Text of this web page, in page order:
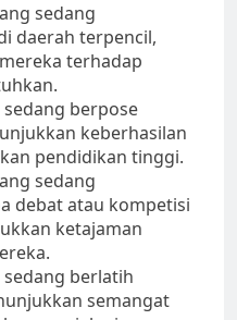
sedang
daerah terpencil,
terhadap
berpose
keberhasilan
pendidikan tinggi.
sedang
debat atau kompetisi
ketajaman
berlatih
semangat